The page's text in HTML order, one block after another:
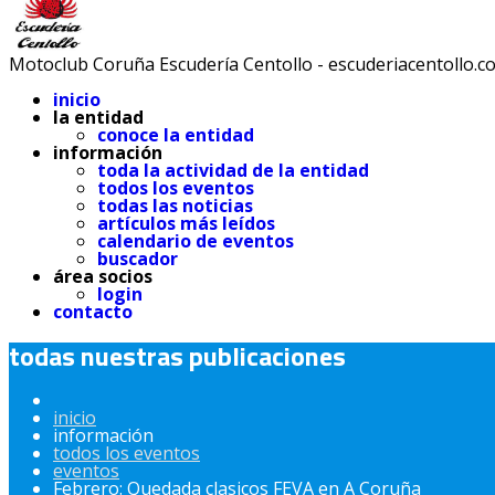
Motoclub Coruña Escudería Centollo -
inicio
la entidad
conoce la entidad
información
toda la actividad de la entidad
todos los eventos
todas las noticias
artículos más leídos
calendario de eventos
buscador
área socios
login
contacto
todas nuestras publicaciones
inicio
información
todos los eventos
eventos
Febrero: Quedada clasicos FEVA en A Coruña